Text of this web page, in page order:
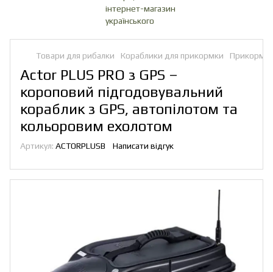
Товари для рибалки Кораблики для прикормки
Actor PLUS PRO з GPS –
короповий підгодовувальний
кораблик з GPS, автопілотом та
кольоровим ехолотом
Артикул: ACTORPLUSB Написати відгук